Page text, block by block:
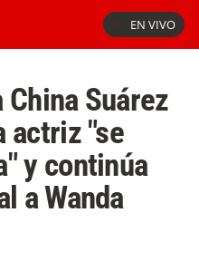
EN VIVO
Suárez
actriz "se
y continúa
a Wanda